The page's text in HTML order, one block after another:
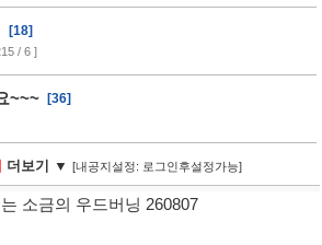
[18]
/ 6 ]
~~~ [36]
더보기 ▼ [내공지설정: 로그인후설정가능]
소금의 우드버닝 260807